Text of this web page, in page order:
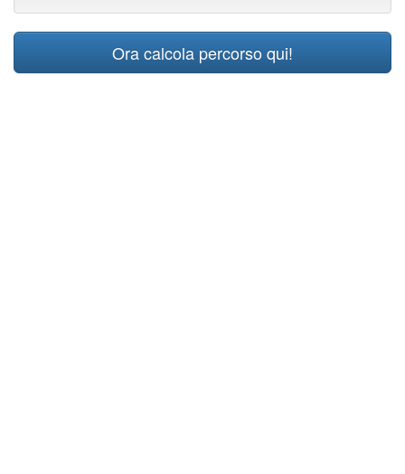
Ora calcola percorso qui!